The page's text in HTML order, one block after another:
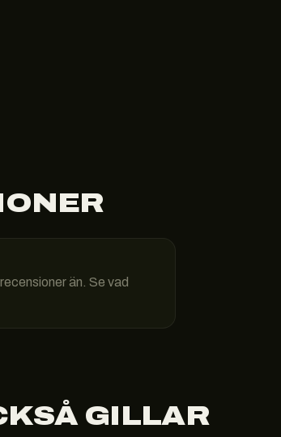
än. Se vad
GILLAR